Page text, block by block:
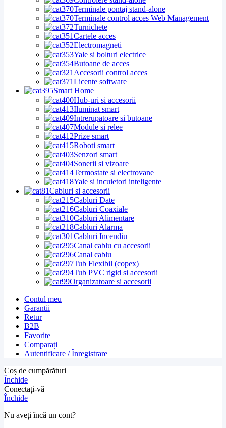
Terminale pontaj stand-alone
Terminale control acces Web Management
Turnichete
Cartele acces
Electromagneti
Yale si bolturi electrice
Butoane de acces
Accesorii control acces
Licente software
Smart Home
Hub-uri si accesorii
Iluminat smart
Intrerupatoare si butoane
Module si relee
Prize smart
Roboti smart
Senzori smart
Sonerii si vizoare
Termostate si electrovane
Yale si incuietori inteligente
Cabluri si accesorii
Cabluri Date
Cabluri Coaxiale
Cabluri Alimentare
Cabluri Alarma
Cabluri Incendiu
Canal cablu cu accesorii
Canal cablu
Tub Flexibil (copex)
Tub PVC rigid si accesorii
Organizatoare si accesorii
Contul meu
Garantii
Retur
B2B
Favorite
Comparați
Autentificare / Înregistrare
Coș de cumpărături
Închide
Conectați-vă
Închide
Nu aveți încă un cont?